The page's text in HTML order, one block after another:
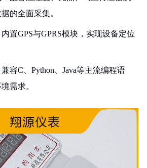
的全面采集。
置GPS与GPRS模块，实现设备定位
容C、Python、Java等主流编程语
需求。